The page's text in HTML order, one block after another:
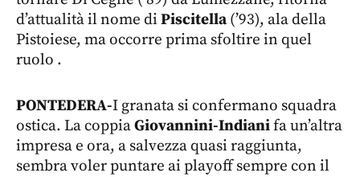
d’attualità il nome di Piscitella (’93), ala della
Pistoiese, ma occorre prima sfoltire in quel
ruolo .
PONTEDERA-I granata si confermano squadra
ostica. La coppiaGiovannini-Indianifa un’altra
impresa e ora, a salvezza quasi raggiunta,
sembra voler puntare ai playoff sempre con il